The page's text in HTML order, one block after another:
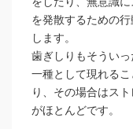
を発散するための行
します。
歯ぎしりもそうい
一種として現れるこ
り、その場合はス
がほとんどです。